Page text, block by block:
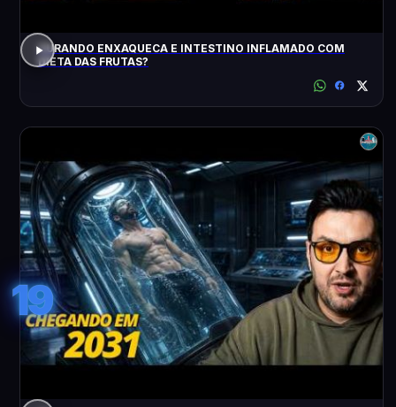
CURANDO ENXAQUECA E INTESTINO INFLAMADO COM
DIETA DAS FRUTAS?
19